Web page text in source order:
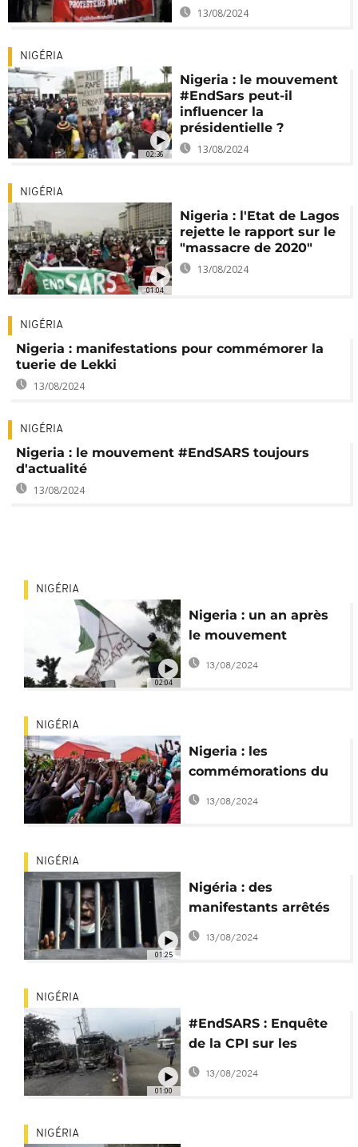
13/08/2024
02:36
NIGÉRIA
Nigeria : le mouvement
#EndSars peut-il
influencer la
présidentielle ?
13/08/2024
01:04
NIGÉRIA
Nigeria : l'Etat de Lagos
rejette le rapport sur le
"massacre de 2020"
13/08/2024
NIGÉRIA
Nigeria : manifestations pour commémorer la
tuerie de Lekki
13/08/2024
NIGÉRIA
Nigeria : le mouvement #EndSARS toujours
d'actualité
13/08/2024
02:04
NIGÉRIA
Nigeria : un an après
le mouvement
#EndSARS, quel bilan
13/08/2024
NIGÉRIA
Nigeria : les
commémorations du
mouvement
#EndSARS interdites
13/08/2024
01:25
NIGÉRIA
Nigéria : des
manifestants arrêtés
au péage de Lekki
13/08/2024
01:00
NIGÉRIA
#EndSARS : Enquête
de la CPI sur les
violences policières
13/08/2024
NIGÉRIA